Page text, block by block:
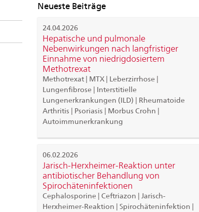
Neueste Beiträge
24.04.2026
Hepatische und pulmonale
Nebenwirkungen nach langfristiger
Einnahme von niedrigdosiertem
Methotrexat
Methotrexat | MTX | Leberzirrhose |
Lungenfibrose | Interstitielle
Lungenerkrankungen (ILD) | Rheumatoide
Arthritis | Psoriasis | Morbus Crohn |
Autoimmunerkrankung
06.02.2026
Jarisch-Herxheimer-Reaktion unter
antibiotischer Behandlung von
Spirochäteninfektionen
Cephalosporine | Ceftriazon | Jarisch-
Herxheimer-Reaktion | Spirochäteninfektion |